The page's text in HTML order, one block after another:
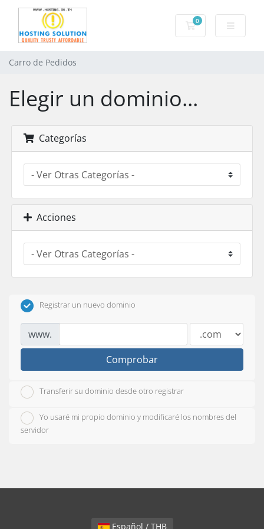
0
Carro de Pedidos
Carro de Pedidos
Elegir un dominio...
Categorías
Acciones
Registrar un nuevo dominio
www.
Comprobar
Transferir su dominio desde otro registrar
Yo usaré mi propio dominio y modificaré los nombres del
servidor
Español / THB